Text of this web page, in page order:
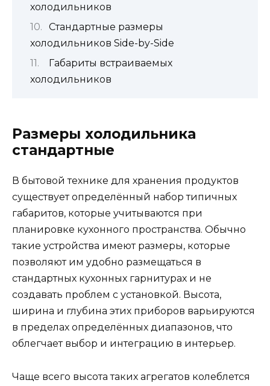
холодильников
Стандартные размеры
холодильников Side-by-Side
Габариты встраиваемых
холодильников
Размеры холодильника
стандартные
В бытовой технике для хранения продуктов
существует определённый набор типичных
габаритов, которые учитываются при
планировке кухонного пространства. Обычно
такие устройства имеют размеры, которые
позволяют им удобно размещаться в
стандартных кухонных гарнитурах и не
создавать проблем с установкой. Высота,
ширина и глубина этих приборов варьируются
в пределах определённых диапазонов, что
облегчает выбор и интеграцию в интерьер.
Чаще всего высота таких агрегатов колеблется